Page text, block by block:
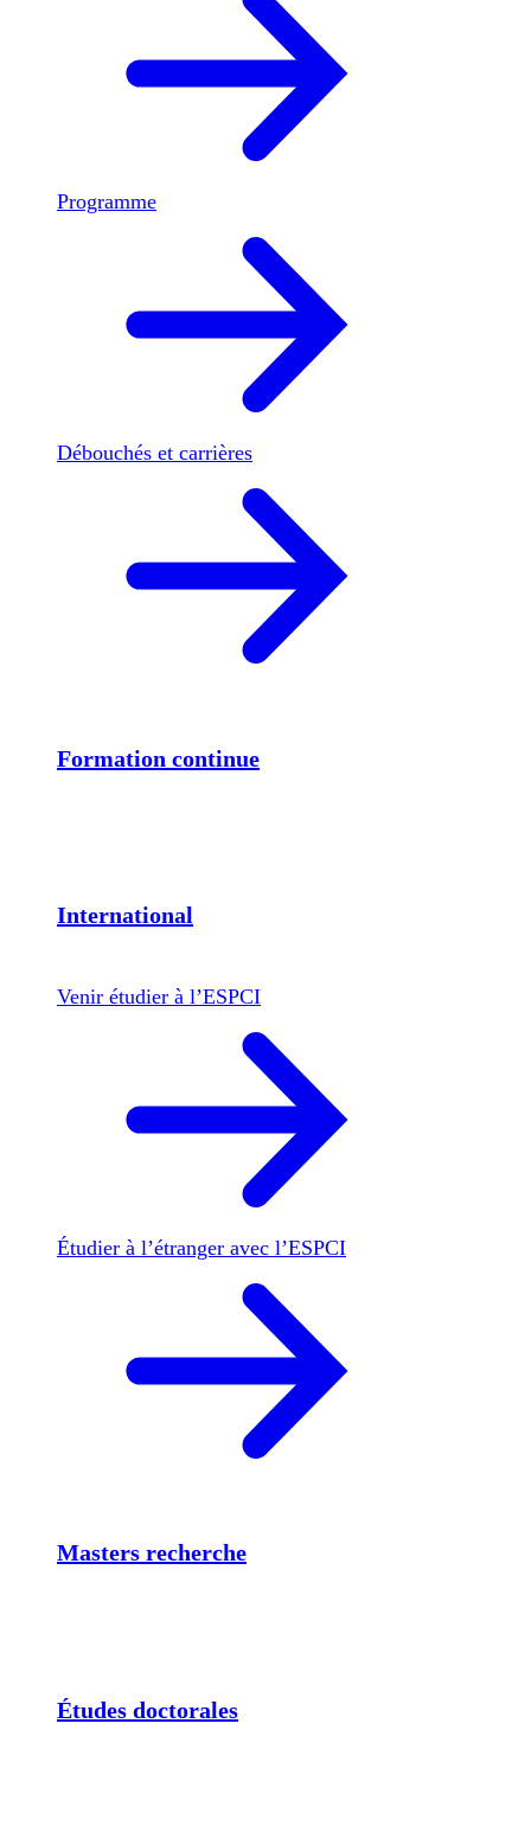
Programme
Débouchés et carrières
Formation continue
International
Venir étudier à l’ESPCI
Étudier à l’étranger avec l’ESPCI
Masters recherche
Études doctorales